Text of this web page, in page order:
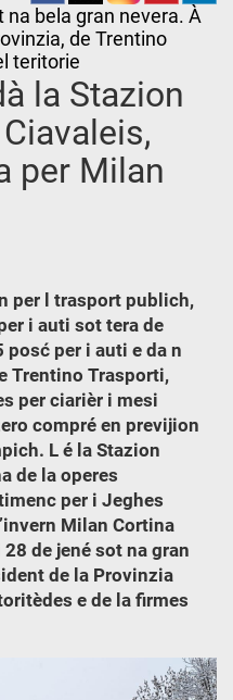
bela gran nevera. À
de Trentino
teritorie
la Stazion
per Milan
per l trasport publich,
i auti sot tera de
per i auti e da n
Trentino Trasporti,
per ciarièr i mesi
compré en previjion
L é la Stazion
de la operes
per i Jeghes
Milan Cortina
de jené sot na gran
de la Provinzia
e de la firmes